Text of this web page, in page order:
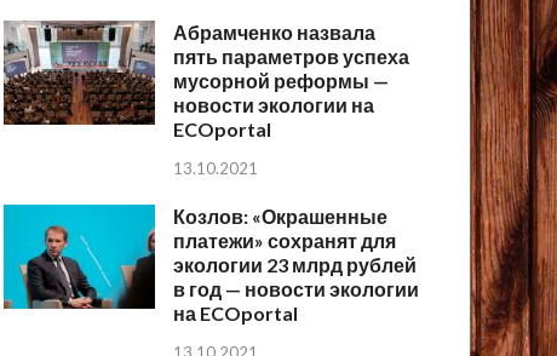
Абрамченко назвала
пять параметров успеха
мусорной реформы —
новости экологии на
ECOportal
13.10.2021
Козлов: «Окрашенные
платежи» сохранят для
экологии 23 млрд рублей
в год — новости экологии
на ECOportal
13.10.2021